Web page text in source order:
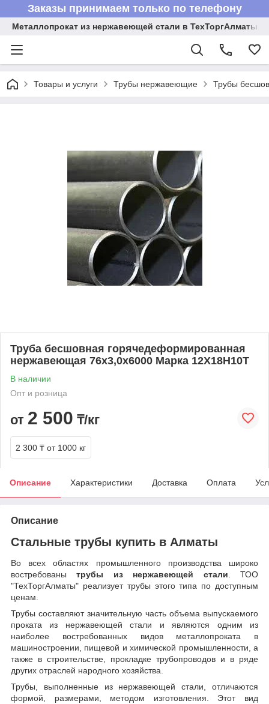
Заказы принимаем только по телефону
Металлопрокат из нержавеющей стали в ТехТоргАлматы
Товары и услуги Трубы нержавеющие Трубы
Труба бесшовная горячедеформированная
нержавеющая 76х3,0х6000 Марка 12Х18Н10Т
В наличии
Опт и розница
от 2 500 ₸/кг
2 300 ₸ от 1000 кг
Описание Характеристики Доставка Оплата
Описание
Стальные трубы купить в Алматы
Во всех областях промышленного производства широко
востребованытрубы из нержавеющей стали. ТОО
"ТехТоргАлматы" реализует трубы этого типа по доступным
ценам.
Трубы составляют значительную часть объема выпускаемого
проката из нержавеющей стали и являются одним из
наиболее востребованных видов металлопроката в
машиностроении, пищевой и химической промышленности, а
также в строительстве, прокладке трубопроводов и в ряде
других отраслей народного хозяйства.
Трубы, выполненные из нержавеющей стали, отличаются
формой, размерами, методом изготовления. Этот вид